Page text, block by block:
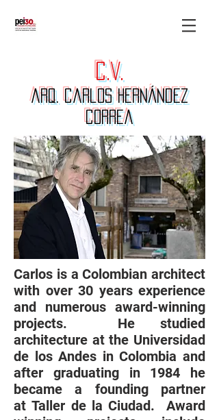
c.v.
arq. carlos hernández
correa
Carlos is a Colombian architect
with over 30 years experience
and numerous award-winning
projects. He studied
architecture at the Universidad
de los Andes in Colombia and
after graduating in 1984 he
became a founding partner
at Taller de la Ciudad. Award